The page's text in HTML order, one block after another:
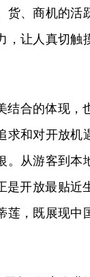
货、商机的活
，让人真切触
结合的体现，
求和对开放机
。从游客到本
是开放最贴近
，既展现中